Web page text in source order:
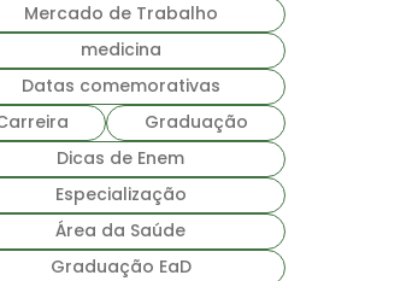
Mercado de Trabalho
medicina
Datas comemorativas
Graduação
Dicas de Enem
Especialização
Área da Saúde
Graduação EaD